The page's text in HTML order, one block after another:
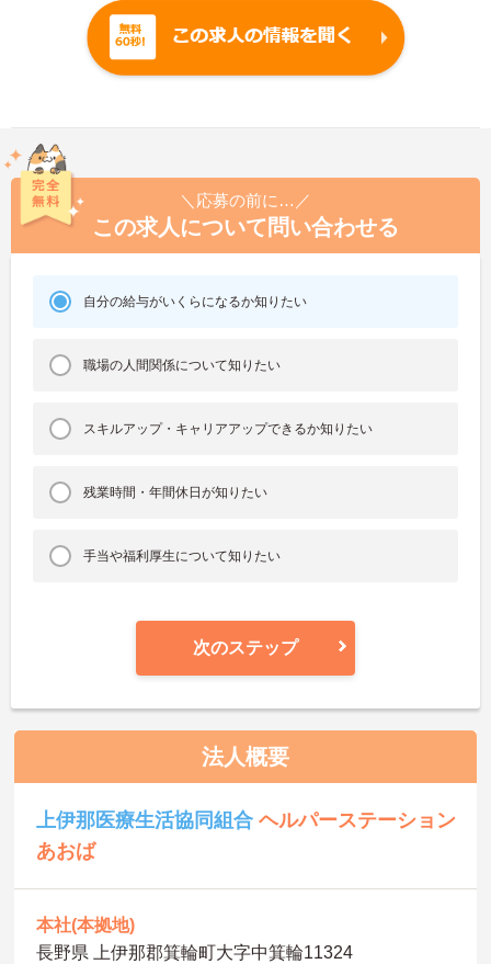
＼応募の前に…／
この求人について問い合わせる
自分の給与がいくらになるか知りたい
職場の人間関係について知りたい
スキルアップ・キャリアアップできるか知りたい
残業時間・年間休日が知りたい
手当や福利厚生について知りたい
次のステップ
法人概要
上伊那医療生活協同組合ヘルパーステーション
あおば
本社(本拠地)
長野県 上伊那郡箕輪町大字中箕輪11324